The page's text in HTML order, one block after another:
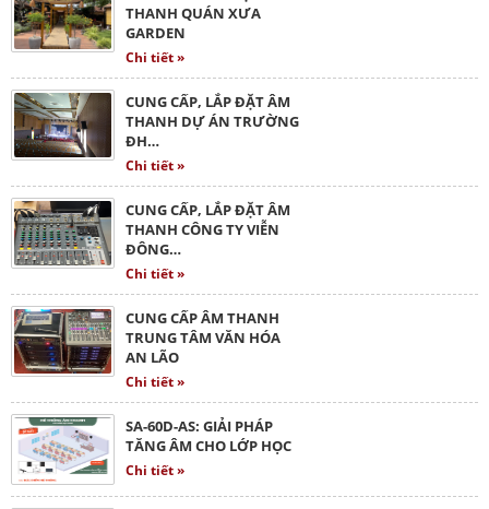
THANH QUÁN XƯA
GARDEN
Chi tiết »
CUNG CẤP, LẮP ĐẶT ÂM
THANH DỰ ÁN TRƯỜNG
ĐH…
Chi tiết »
CUNG CẤP, LẮP ĐẶT ÂM
THANH CÔNG TY VIỄN
ĐÔNG…
Chi tiết »
CUNG CẤP ÂM THANH
TRUNG TÂM VĂN HÓA
AN LÃO
Chi tiết »
SA-60D-AS: GIẢI PHÁP
TĂNG ÂM CHO LỚP HỌC
Chi tiết »